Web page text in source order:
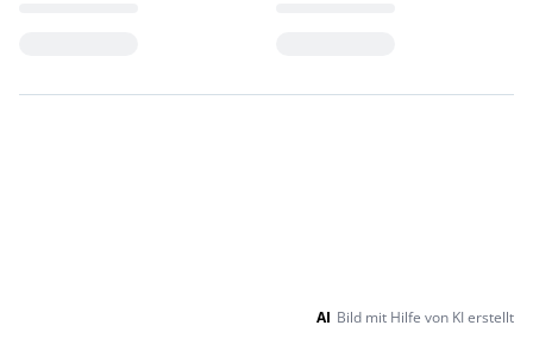
AI Bild mit Hilfe von KI erstellt